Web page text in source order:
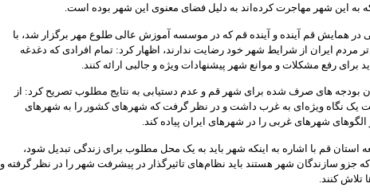
به این شهر مهاجرت کرده‌اند به دلیل فضای معنوی این شهر بوده است.
همایش قم آینده و آینده قم که در موسسه آموزش عالی طلوع مهر برگزار شد، با
مردم ایران از شرایط شهر خود رضایت ندارند، اظهار کرد: تمام افرادی که دغدغه
برای رفع مشکلات و موانع شهر پیشنهادات ویژه و جالبی ارائه کنند.
بودجه های صرف شده برای شهر قم و عدم دستیابی به نتایج مطلوب تصریح کرد: از
دهه ۴۰ حکومت یک نگاه ویژه‌ای به غرب داشت و در نظر گرفت که شهرهای کشور را به شهرهای
الگوهای شهرهای غربی را در شهرهای ایران پیاده کند.
استان قم با اشاره به اینکه شهر باید به یک محل مطلوب برای زندگی تبدیل شود،
جزو سازندگان شهر هستند باید نظام‌های تاثیرگذار در پیشرفت شهر را در نظر گرفته و
تلاش کنند.